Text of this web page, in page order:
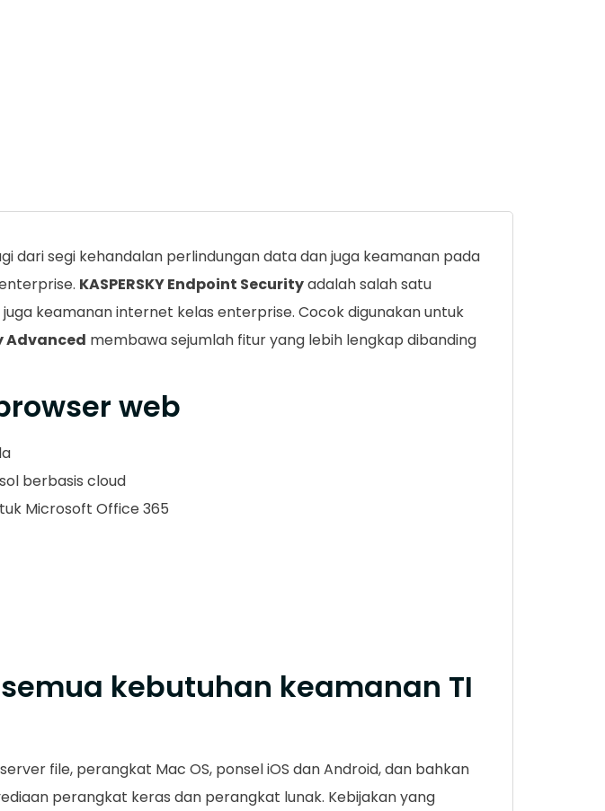
dari segi kehandalan perlindungan data dan juga keamanan pada
KASPERSKY Endpoint Securityadalah salah satu
keamanan internet kelas enterprise. Cocok digunakan untuk
Advanced membawa sejumlah fitur yang lebih lengkap dibanding
web
berbasis cloud
Microsoft Office 365
kebutuhan keamanan TI
file, perangkat Mac OS, ponsel iOS dan Android, dan bahkan
perangkat keras dan perangkat lunak. Kebijakan yang